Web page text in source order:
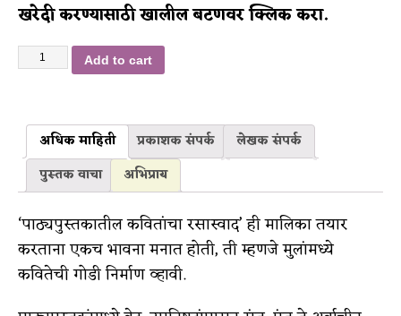
खरेदी करण्यासाठी खालील बटणवर क्लिक करा.
Add to cart
अधिक माहिती प्रकाशक संपर्क
लेखक संपर्क
पुस्तक वाचा
अभिप्राय
‘पाठ्यपुस्तकातील कवितांचा रसास्वाद’ ही मालिका तयार
करताना एकच भावना मनात होती, ती म्हणजे मुलांमध्ये
कवितेची गोडी निर्माण व्हावी.